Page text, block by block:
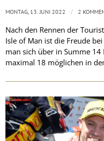
Nach den Rennen der
Isle of Man ist die Freude
man sich über in Summe
maximal 18 möglichen in
MONTAG, 13. JUNI 2022 / 2